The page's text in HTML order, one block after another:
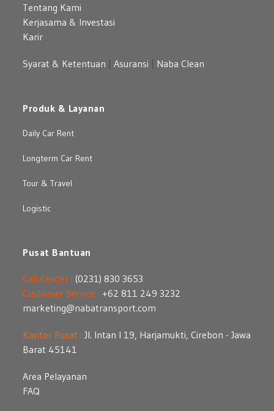
Tentang Kami
Kerjasama & Investasi
Karir
Syarat & Ketentuan |Asuransi Naba Clean
Produk & Layanan
Daily Car Rent
Longterm Car Rent
Tour & Travel
Logistic
Pusat Bantuan
Call Center : (0231) 830 3653
Customer Service : +62 811 249 3232
marketing@nabatransport.com
Kantor Pusat : Jl. Intan I 19, Harjamukti, Cirebon - Jawa
Barat 45141
Area Pelayanan
FAQ